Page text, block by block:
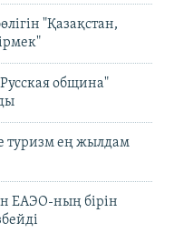
"Қазақстан,
община"
туризм ең жылдам
ЕАЭО-ның бірін